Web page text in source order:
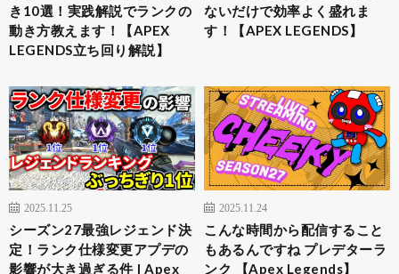
き10選！実践解説でランクの
動き方教えます！【APEX
LEGENDS立ち回り解説】
ないだけで効率よく盛れま
す！【APEX LEGENDS】
2025.11.25
シーズン27最強レジェンド決
定！ランク仕様変更アプデの
影響が大き過ぎる件 | Apex
2025.11.24
こんな時間から配信すること
もあるんですね プレデターラ
ンク 【Apex Legends】